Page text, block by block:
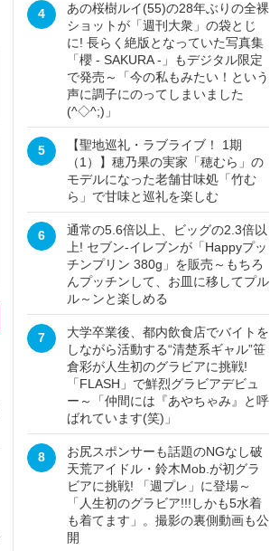
4
あの桜樹ルイ(55)の28年ぶりの全裸
ショットが「週刊大衆」の袋とじ
に! 長らく絶版となっていた写真集
「櫻 - SAKURA -」もデジタル限定
で発売～「今の私もみたい！という
声に調子にのってしまいました
(^◇^;)」
5
【聖地巡礼・ラブライブ！ 1期
（1）】穂乃果の実家「穂むら」の
モデルになった老舗甘味処「竹む
ら」で甘味と巡礼を楽しむ
6
通常の5.6倍以上、ビッグの2.3倍以
上! セブン‐イレブンが「Happyプッ
チンプリン 380g」を販売～もちろ
んプッチンして、お皿に移してプル
ル～ンと楽しめる
7
大学卒業後、都内飲食店でバイトを
しながら活動する“清楚系ギャル”笹
倉彩が人生初のグラビアに挑戦!
「FLASH」で鮮烈グラビアデビュ
ー～「仲間には『あやちゃみ』と呼
ばれています(笑)」
8
お尻スポンサーも話題のNGなし破
天荒アイドル・鈴木Mob.が初グラ
ビアに挑戦! 「週プレ」に登場～
「人生初のグラビア!!!しかも5水着
も着てます」。撮影の裏側動画も公
開